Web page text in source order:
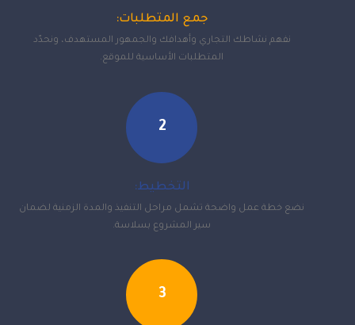
جمع المتطلبات:
نفهم نشاطك التجاري وأهدافك والجمهور المستهدف، ونحدّد
المتطلبات الأساسية للموقع.
2
التخطيط:
نضع خطة عمل واضحة تشمل مراحل التنفيذ والمدة الزمنية لضمان
سير المشروع بسلاسة.
3